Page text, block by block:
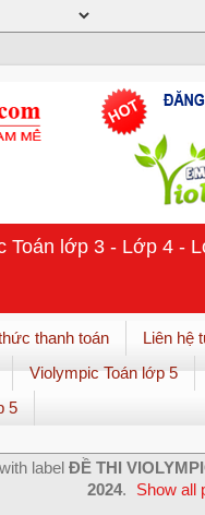
Toán lớp 3 - Lớp 4 -
thanh toán
Liên hệ
Violympic Toán lớp 5
5
labelĐỀ THI
2024. Show all